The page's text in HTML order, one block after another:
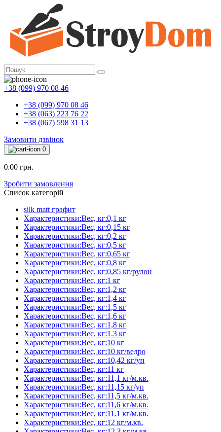
+38 (099) 970 08 46
+38 (099) 970 08 46
+38 (063) 223 76 22
+38 (067) 598 31 13
Замовити дзвінок
0
0.00 грн.
Зробити замовлення
Список категорій
silk matt графит
Характеристики:Вес, кг:0,1 кг
Характеристики:Вес, кг:0,15 кг
Характеристики:Вес, кг:0,2 кг
Характеристики:Вес, кг:0,5 кг
Характеристики:Вес, кг:0,65 кг
Характеристики:Вес, кг:0,8 кг
Характеристики:Вес, кг:0,85 кг/рулон
Характеристики:Вес, кг:1 кг
Характеристики:Вес, кг:1,2 кг
Характеристики:Вес, кг:1,4 кг
Характеристики:Вес, кг:1,5 кг
Характеристики:Вес, кг:1,6 кг
Характеристики:Вес, кг:1,8 кг
Характеристики:Вес, кг:1.3 кг
Характеристики:Вес, кг:10 кг
Характеристики:Вес, кг:10 кг/ведро
Характеристики:Вес, кг:10,42 кг/уп
Характеристики:Вес, кг:11 кг
Характеристики:Вес, кг:11,1 кг/м.кв.
Характеристики:Вес, кг:11,15 кг/уп
Характеристики:Вес, кг:11,5 кг/м.кв.
Характеристики:Вес, кг:11,6 кг/м.кв.
Характеристики:Вес, кг:11.1 кг/м.кв.
Характеристики:Вес, кг:12 кг/м.кв.